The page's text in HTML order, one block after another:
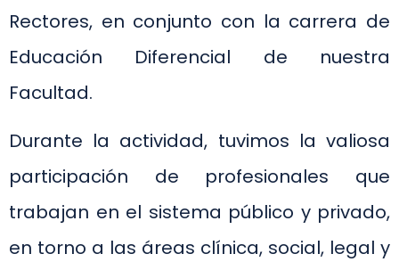
Rectores, en conjunto con la carrera de
Educación Diferencial de nuestra
Facultad.
Durante la actividad, tuvimos la valiosa
participación de profesionales que
trabajan en el sistema público y privado,
en torno a las áreas clínica, social, legal y